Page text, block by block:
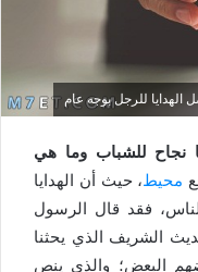
للرجل بوجه عام
نجاح للشباب وما هي
محيط، حيث أن الهدايا
فقد قال الرسول
الشريف الذي يحثنا
البعض؛ والذي ينص